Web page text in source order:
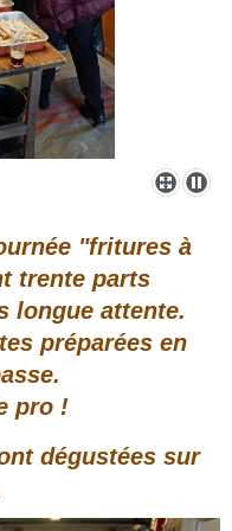
"fritures à
trente parts
longue attente.
préparées en
pro !
dégustées sur